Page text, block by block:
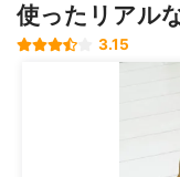
使ったリアル
3.15